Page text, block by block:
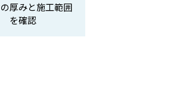
厚みと施工範囲
を確認